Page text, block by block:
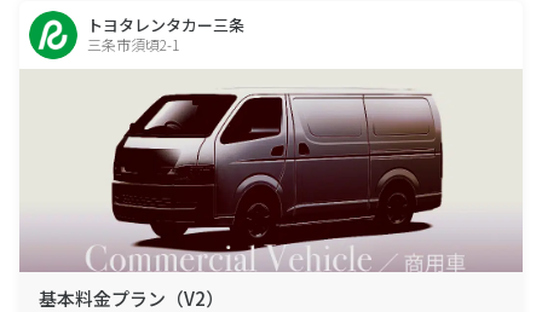
トヨタレンタカー三条
三条市須頃2-1
基本料金プラン（V2）